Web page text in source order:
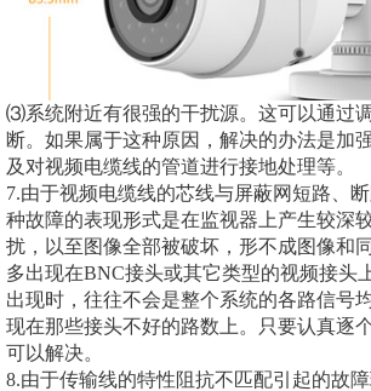
⑶系统附近有很强的干扰源。这可以通过
断。如果属于这种原因，解决的办法是加
及对视频电缆线的管道进行接地处理等。
7.由于视频电缆线的芯线与屏蔽网短路、
种故障的表现形式是在监视器上产生较深
扰，以至图像全部被破坏，形不成图像和
多出现在BNC接头或其它类型的视频接头
出现时，往往不会是整个系统的各路信号
现在那些接头不好的路数上。只要认真逐
可以解决。
8.由于传输线的特性阻抗不匹配引起的故